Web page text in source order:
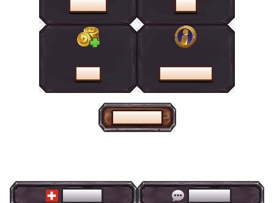
AKTIONEN SHOP
KASSE HILFEZENTRUM
STARTSEITE
DEUTSCH LIVE CHAT